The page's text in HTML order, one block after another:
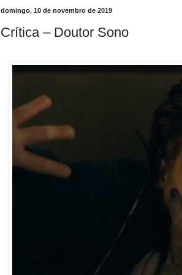
domingo, 10 de novembro de 2019
Crítica – Doutor Sono